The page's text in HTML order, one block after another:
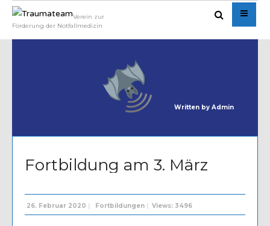
Verein zur
Förderung der Notfallmedizin
Written by Admin
Fortbildung am 3. März
26. Februar 2020 Fortbildungen Views: 3496